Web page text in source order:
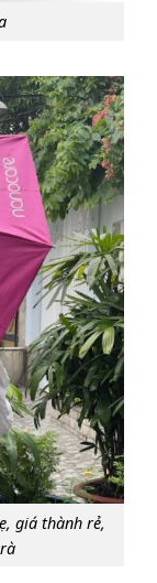
giá thành rẻ,